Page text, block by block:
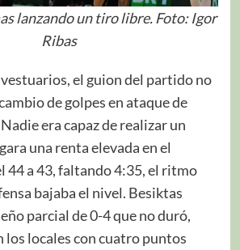
lanzando un tiro libre. Foto: Igor
Ribas
el guion del partido no
de golpes en ataque de
era capaz de realizar un
una renta elevada en el
44 a 43, faltando 4:35, el ritmo
bajaba el nivel. Besiktas
parcial de 0-4 que no duró,
los locales con cuatro puntos